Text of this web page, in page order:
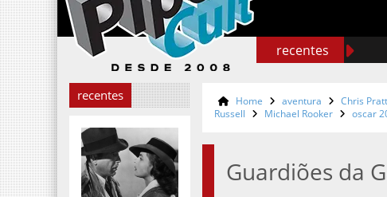
recentes
recentes Home aventura Chris Pratt
Russell
Michael Rooker oscar
Guardiões da